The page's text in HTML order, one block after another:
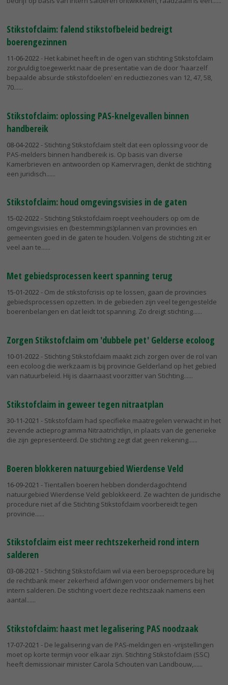
Stikstofclaim: falend stikstofbeleid bedreigt
boerengezinnen
11-06-2022 - Het kabinet heeft in de ogen van stichting Stikstofclaim
zorgvuldig toegewerkt naar de presentatie van de door 'haarzelf
bepaalde absurde stikstofdoelen' en reductiezones van 12, 47, 58,
70...
Stikstofclaim: oplossing PAS-knelgevallen binnen
handbereik
08-04-2022 - Stichting Stikstofclaim stelt dat een oplossing voor de
PAS-melders binnen handbereik is. Op basis van diverse
Kamerbrieven en antwoorden op Kamervragen, denkt de stichting
een juridisch...
Stikstofclaim: houd omgevingsvisies in de gaten
15-02-2022 - Stichting Stikstofclaim roept veehouders op om de
omgevingsvisies en (bestemmings)plannen van provincies en
gemeenten goed in de gaten te houden. Volgens de stichting zit er
veel aan te...
Met gebiedsprocessen keert spanning terug
15-01-2022 - Om de stikstofcrisis op te lossen, gaan de provincies
gebiedsprocessen opzetten. In de gebieden zijn veel tegengestelde
boerenbelangen en dat leidt tot spanning. Zo dreigt stichting...
Zorgen Stikstofclaim om 'dubbele pet' Gelderse ecoloog
10-01-2022 - Stichting Stikstofclaim maakt zich zorgen over de rol van
een ecoloog die werkzaam is bij provincie Gelderland op het gebied
van natuurbeleid. Hij is daarnaast voorzitter van Stichting...
Stikstofclaim in geweer tegen nitraatplan
30-11-2021 - Stikstofclaim had specifieke maatregelen verwacht in het
zevende actieprogramma Nitraatrichtlijn, in plaats van de generieke
die zijn gepresenteerd. De stichting zegt dat geen rekening...
Boeren blokkeren natuurgebied Wierdense Veld
16-09-2021 - Tientallen boeren hebben donderdagochtend
natuurgebied Wierdense Veld geblokkeerd. Ze wachten de juridische
procedure niet af die Stichting Stikstofclaim voorbereidt tegen
provincie...
Stikstofclaim eist meer rechtszekerheid rond intern
salderen
03-08-2021 - Stichting Stikstofclaim wil via een beroepsprocedure bij
de rechtbank meer zekerheid afdwingen voor ondernemers bij het
intern salderen. De stichting voert deze rechtszaak namens een
aantal...
Stikstofclaim: haast met legalisering PAS noodzaak
17-07-2021 - De legalisering van de PAS-meldingen en -vrijstellingen
moet op korte termijn voor elkaar zijn. Stichting Stikstofclaim (SSC)
heeft demissionair minister Carola Schouten van Landbouw,...